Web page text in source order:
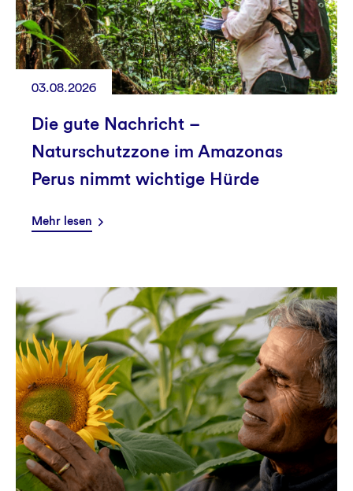
03.08.2026
Die gute Nachricht –
Naturschutzzone im Amazonas
Perus nimmt wichtige Hürde
Mehr lesen